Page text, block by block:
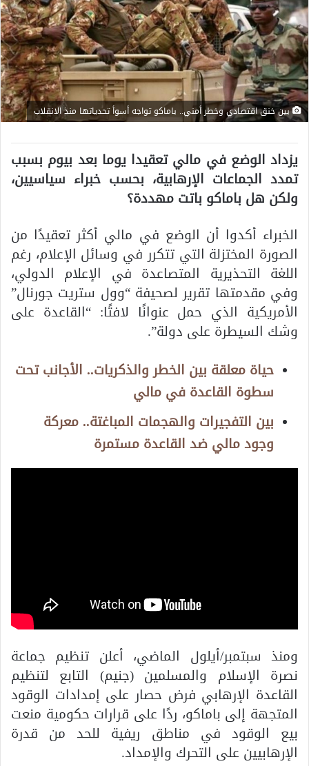
بين خنق اقتصادي وخطر أمني.. باماكو تواجه أسوأ تحدياتها منذ الانقلاب
يزداد الوضع في مالي تعقيدا يوما بعد بيوم بسبب
تمدد الجماعات الإرهابية، بحسب خبراء سياسيين،
ولكن هل باماكو باتت مهددة؟
الخبراء أكدوا أن الوضع في مالي أكثر تعقيدًا من
الصورة المختزلة التي تتكرر في وسائل الإعلام، رغم
اللغة التحذيرية المتصاعدة في الإعلام الدولي،
وفي مقدمتها تقرير لصحيفة “وول ستريت جورنال”
الأمريكية الذي حمل عنوانًا لافتًا: “القاعدة على
وشك السيطرة على دولة”.
حياة معلقة بين الخطر والذكريات.. الأجانب تحت
سطوة القاعدة في مالي
بين التفجيرات والهجمات المباغتة.. معركة
وجود مالي ضد القاعدة مستمرة
ومنذ سبتمبر/أيلول الماضي، أعلن تنظيم جماعة
نصرة الإسلام والمسلمين (جنيم) التابع لتنظيم
القاعدة الإرهابي فرض حصار على إمدادات الوقود
المتجهة إلى باماكو، ردًا على قرارات حكومية منعت
بيع الوقود في مناطق ريفية للحد من قدرة
الإرهابيين على التحرك والإمداد.